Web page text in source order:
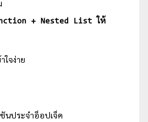
+ Nested List ให้
ใจง่าย
นประจำอ็อปเจ็ค